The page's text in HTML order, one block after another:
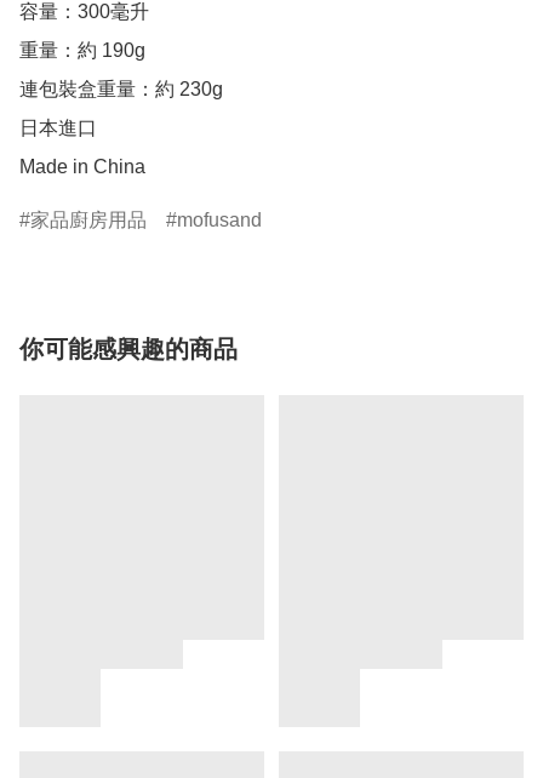
容量：300毫升
重量：約 190g
連包裝盒重量：約 230g
日本進口
Made in China
家品廚房用品 mofusand
你可能感興趣的商品